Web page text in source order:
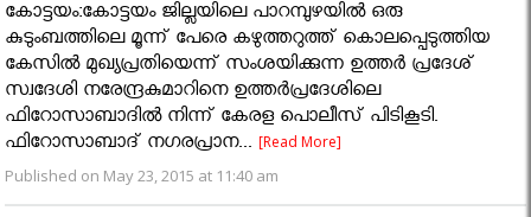
കോട്ടയം:കോട്ടയം ജില്ലയിലെ പാറമ്പുഴയിൽ ഒരു
കുടുംബത്തിലെ മൂന്ന് പേരെ കഴുത്തറുത്ത് കൊലപ്പെടുത്തിയ
കേസിൽ മുഖ്യപ്രതിയെന്ന് സംശയിക്കുന്ന ഉത്തർ പ്രദേശ്
സ്വദേശി നരേന്ദ്രകുമാറിനെ ഉത്തർപ്രദേശിലെ
ഫിറോസാബാദിൽ നിന്ന് കേരള പൊലീസ് പിടികൂടി.
ഫിറോസാബാദ് നഗരപ്രാന...[Read More]
Published on May 23, 2015 at 11:40 am